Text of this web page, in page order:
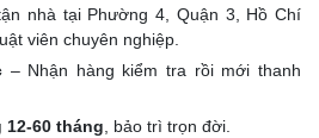
nhà tại Phường 4, Quận 3, Hồ Chí
viên chuyên nghiệp.
– Nhận hàng kiểm tra rồi mới thanh
60 tháng , bảo trì trọn đời.